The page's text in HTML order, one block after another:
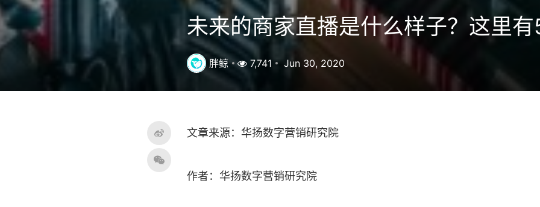
未来的商家直播是什么样子？这里
胖鲸 7,741 Jun 30, 2020
文章来源：华扬数字营销研究院
作者：华扬数字营销研究院